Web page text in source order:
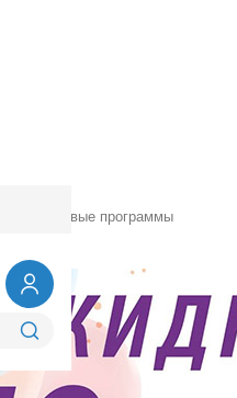
Маркетинговые программы